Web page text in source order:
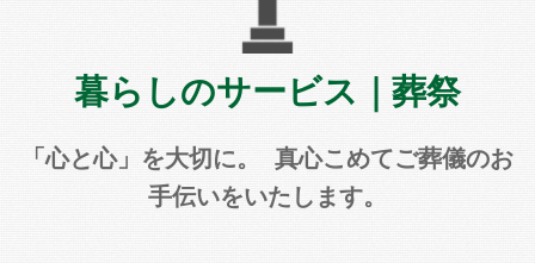
暮らしのサービス｜葬祭
「心と心」を大切に。 真心こめてご葬儀のお
手伝いをいたします。